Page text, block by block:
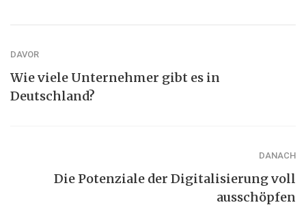
DAVOR
Wie viele Unternehmer gibt es in
Deutschland?
DANACH
Die Potenziale der Digitalisierung voll
ausschöpfen